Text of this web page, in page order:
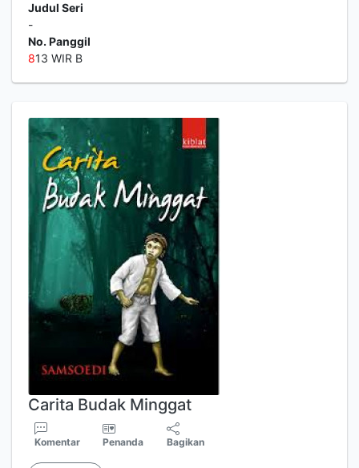
Judul Seri
-
No. Panggil
813 WIR B
Carita Budak Minggat
Komentar Penanda Bagikan